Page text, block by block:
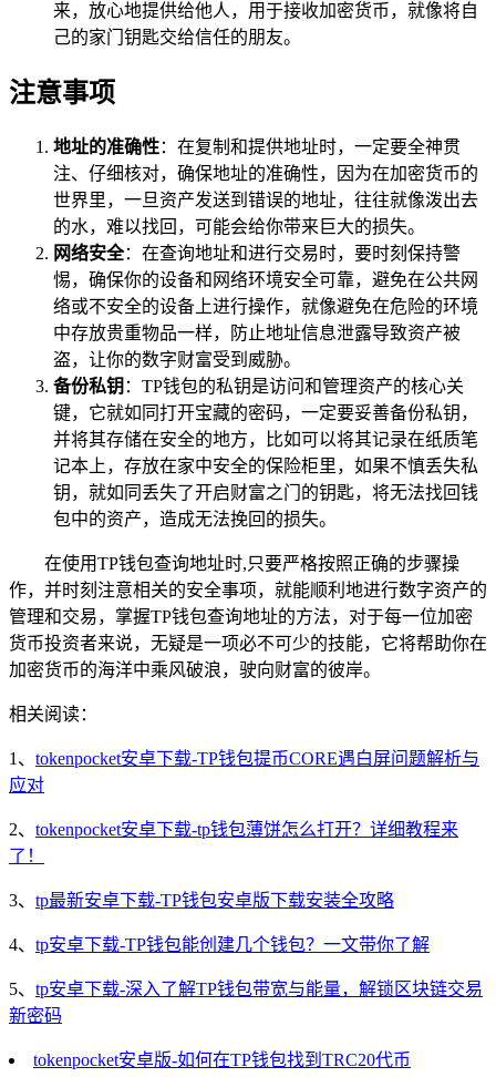
来，放心地提供给他人，用于接收加密货币，就像将自
己的家门钥匙交给信任的朋友。
注意事项
地址的准确性：在复制和提供地址时，一定要全神贯
注、仔细核对，确保地址的准确性，因为在加密货币的
世界里，一旦资产发送到错误的地址，往往就像泼出去
的水，难以找回，可能会给你带来巨大的损失。
网络安全：在查询地址和进行交易时，要时刻保持警
惕，确保你的设备和网络环境安全可靠，避免在公共网
络或不安全的设备上进行操作，就像避免在危险的环境
中存放贵重物品一样，防止地址信息泄露导致资产被
盗，让你的数字财富受到威胁。
备份私钥 ：TP钱包的私钥是访问和管理资产的核心关
键，它就如同打开宝藏的密码，一定要妥善备份私钥，
并将其存储在安全的地方，比如可以将其记录在纸质笔
记本上，存放在家中安全的保险柜里，如果不慎丢失私
钥，就如同丢失了开启财富之门的钥匙，将无法找回钱
包中的资产，造成无法挽回的损失。
在使用TP钱包查询地址时,只要严格按照正确的步骤操
作，并时刻注意相关的安全事项，就能顺利地进行数字资产的
管理和交易，掌握TP钱包查询地址的方法，对于每一位加密
货币投资者来说，无疑是一项必不可少的技能，它将帮助你在
加密货币的海洋中乘风破浪，驶向财富的彼岸。
相关阅读：
1、 tokenpocket安卓下载-TP钱包提币CORE遇白屏问题解析与
应对
2、 tokenpocket安卓下载-tp钱包薄饼怎么打开？详细教程来
了！
3、 tp最新安卓下载-TP钱包安卓版下载安装全攻略
4、 tp安卓下载-TP钱包能创建几个钱包？一文带你了解
5、 tp安卓下载-深入了解TP钱包带宽与能量，解锁区块链交易
新密码
tokenpocket安卓版-如何在TP钱包找到TRC20代币